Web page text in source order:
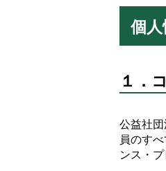
個
１．
公益社
員のす
ンス・